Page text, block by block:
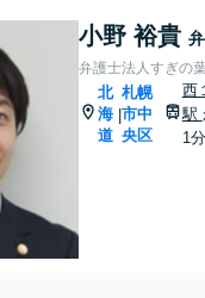
小野 裕貴
弁護士法人すぎの
北
海
道
|
札幌
市中
央区
西
駅
1分